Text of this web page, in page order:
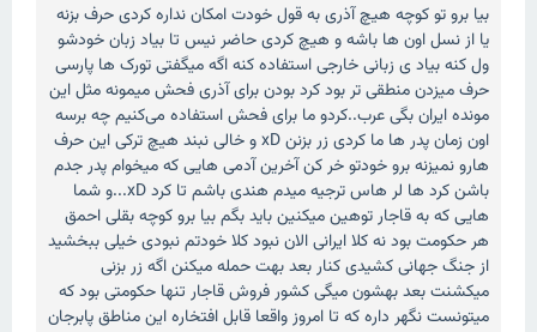
بیا برو تو کوچه هیچ آذری به قول خودت امکان نداره کردی حرف بزنه
یا از نسل اون ها باشه و هیچ کردی حاضر نیس تا بیاد زبان خودشو
ول کنه بیاد ی زبانی خارجی استفاده کنه اگه میگفتی تورک ها پارسی
حرف میزدن منطقی تر بود کرد بودن برای آذری فحش میمونه مثل این
مونده ایران بگی عرب..کردو ما برای فحش استفاده می‌کنیم چه برسه
اون زمان پدر ها ما کردی زر بزنن xD و خالی نبند هیچ ترکی این حرف
هارو نمیزنه برو خودتو خر کن آخرین آدمی هایی که میخوام پدر جدم
باشن کرد ها لر هاس ترجیه میدم هندی باشم تا کرد xD...و شما
هایی که به قاجار توهین میکنین باید بگم بیا برو کوچه بقلی احمق
هر حکومت بود نه کلا ایرانی الان نبود کلا خودتم نبودی خیلی ببخشید
از جنگ جهانی کشیدی کنار بعد بهت حمله میکنن اگه زر بزنی
میکشنت بعد بهشون میگی کشور فروش قاجار تنها حکومتی بود که
میتونست نگهر داره که تا امروز واقعا قابل افتخاره این مناطق پابرجان